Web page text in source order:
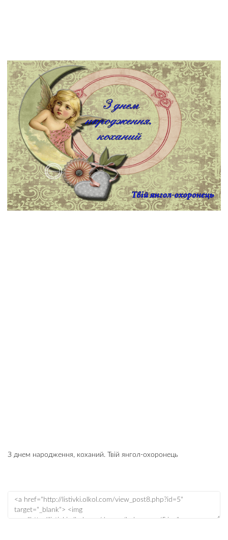
З днем народження, коханий. Твій янгол-охоронець